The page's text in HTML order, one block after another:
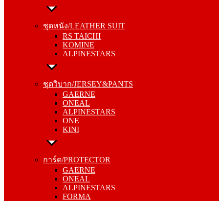
ชุดหนัง/LEATHER SUIT
RS TAICHI
KOMINE
ALPINESTARS
ชุดวิบาก/JERSEY&PANTS
GAERNE
ONEAL
ALPINESTARS
ONE
KINI
การ์ด/PROTECTOR
GAERNE
ONEAL
ALPINESTARS
FORMA
ชุดหนัง/LEATHER SUIT
KOMINE
ALPINESTARS
ชุดวิบาก/JERSEY&PANTS
ONEAL
ALPINESTARS
ONE
KINI
การ์ด/PROTECTOR
ONEAL
ALPINESTARS
FORMA